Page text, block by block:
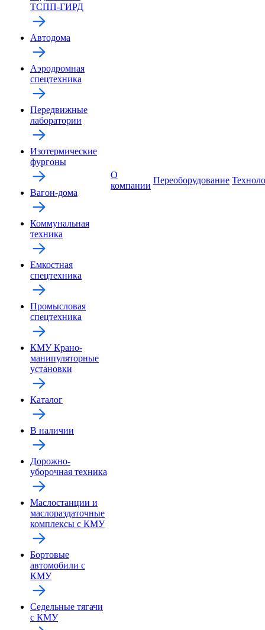
ТСПП-ГИРД
Автодома
Аэродромная
спецтехника
Передвижные
лаборатории
Изотермические
фургоны
Вагон-дома
Коммунальная
техника
Емкостная
спецтехника
Промысловая
спецтехника
КМУ Крано-
манипуляторные
установки
Каталог
В наличии
Дорожно-
уборочная техника
Маслостанции и
маслораздаточные
комплексы с КМУ
Бортовые
автомобили с
КМУ
Седельные тягачи
с КМУ
О
компании
Переоборудование